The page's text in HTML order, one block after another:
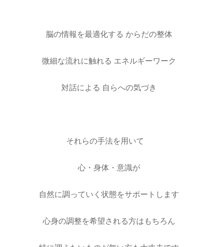
脳の情報を最適化する からだの整体
微細な流れに触れる エネルギーワーク
対話による 自らへの気づき
それらの手法を用いて
心・身体・意識が
自然に調っていく状態をサポートします
心身の調整を希望される方はもちろん